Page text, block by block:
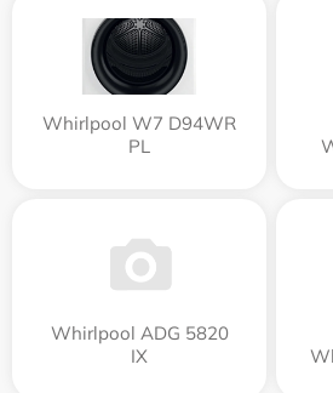
Whirlpool W7 D94WR
PL
Whirlpool ADG 5820
IX